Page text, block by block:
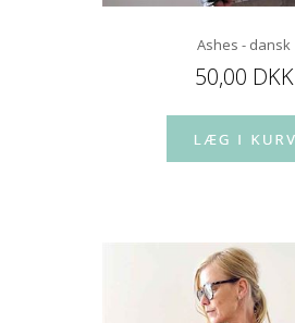
Ashes - dansk
50,00 DKK